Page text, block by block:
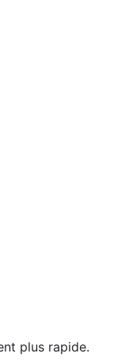
plus rapide.